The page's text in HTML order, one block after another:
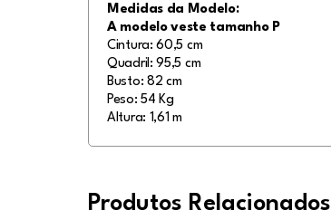
Medidas da Modelo:
A modelo veste tamanho P
Cintura: 60,5 cm
Quadril: 95,5 cm
Busto: 82 cm
Peso: 54 Kg
Altura: 1,61 m
Produtos Relacionados